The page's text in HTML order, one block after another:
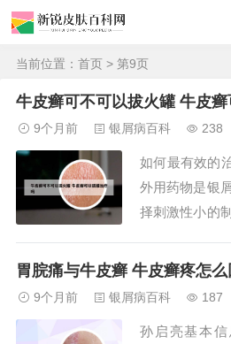
当前位置： 首页 > 第9页
牛皮癣可不可以拔火罐 牛皮
9个月前 银屑病百科 238
如何最有效的
外用药物是银
择刺激性小的
缓解炎症，但
凡士林）或温
胃脘痛与牛皮癣 牛皮癣疼怎
9个月前 银屑病百科 187
孙启亮基本